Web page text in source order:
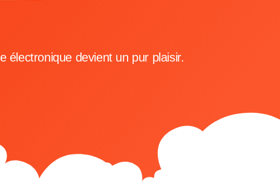
électronique devient un pur plaisir.